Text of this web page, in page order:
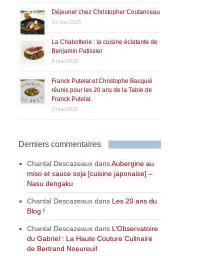
Déjeuner chez Christopher Coutanceau
14 mai 2026
La Chabotterie : la cuisine éclatante de
Benjamin Patissier
8 mai 2026
Franck Putelat et Christophe Bacquié
réunis pour les 20 ans de la Table de
Franck Putelat
3 mai 2026
Derniers commentaires
Chantal Descazeaux dansAubergine au
miso et sauce soja [cuisine japonaise] –
Nasu dengaku
Chantal Descazeaux dans Les 20 ans du
Blog !
Chantal Descazeaux dans L’Observatoire
du Gabriel : La Haute Couture Culinaire
de Bertrand Noeureuil